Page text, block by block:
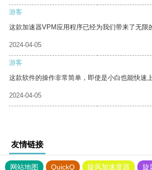
游客
这款加速器VPM应用程序已经为我们带来了无限
2024-04-05
游客
这款软件的操作非常简单，即使是小白也能快速上
2024-04-05
友情链接
网站地图 QuickQ 旋风加速度器 旋